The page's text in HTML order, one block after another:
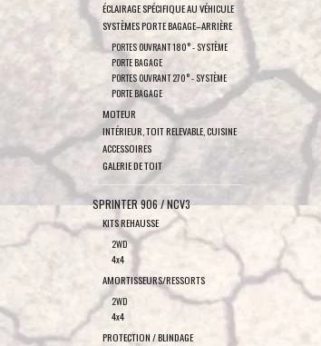
ÉCLAIRAGE SPÉCIFIQUE AU VÉHICULE
SYSTÈMES PORTE BAGAGE–ARRIÈRE
PORTES OUVRANT 180° - SYSTÈME
PORTE BAGAGE
PORTES OUVRANT 270° - SYSTÈME
PORTE BAGAGE
MOTEUR
INTÉRIEUR, TOIT RELEVABLE, CUISINE
ACCESSOIRES
GALERIE DE TOIT
SPRINTER 906 / NCV3
KITS REHAUSSE
2WD
4x4
AMORTISSEURS/RESSORTS
2WD
4x4
PROTECTION / BLINDAGE